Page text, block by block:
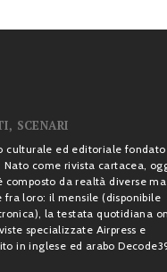
SCENARI
culturale ed editoriale fondato
Nato come rivista cartacea,
composto da realtà diverse ma
fra loro: il mensile (disponibile
la testata quotidiana
specializzate Airpress e
in inglese ed arabo